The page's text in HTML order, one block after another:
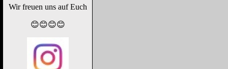
Wir freuen uns auf Euch
😊😊😊😊